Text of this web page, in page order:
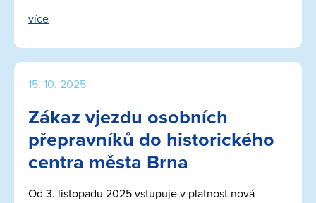
více
15. 10. 2025
Zákaz vjezdu osobních
přepravníků do historického
centra města Brna
Od 3. listopadu 2025 vstupuje v platnost nová